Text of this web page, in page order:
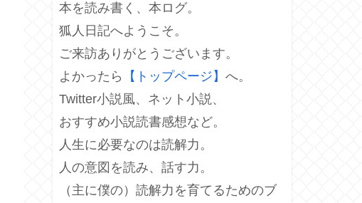
本を読み書く、本ログ。
狐人日記へようこそ。
ご来訪ありがとうございます。
よかったら
【トップページ】 へ。
Twitter小説風、ネット小説、
おすすめ小説読書感想など。
人生に必要なのは読解力。
人の意図を読み、話す力。
（主に僕の）読解力を育てるためのブ